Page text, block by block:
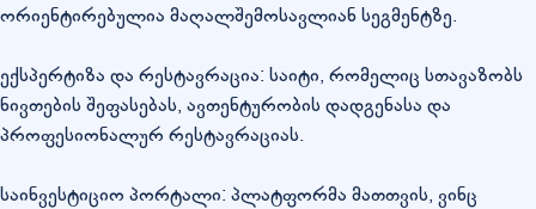
ორიენტირებულია მაღალშემოსავლიან სეგმენტზე.
ექსპერტიზა და რესტავრაცია: საიტი, რომელიც სთავაზობს
ნივთების შეფასებას, ავთენტურობის დადგენასა და
პროფესიონალურ რესტავრაციას.
საინვესტიციო პორტალი: პლატფორმა მათთვის, ვინც